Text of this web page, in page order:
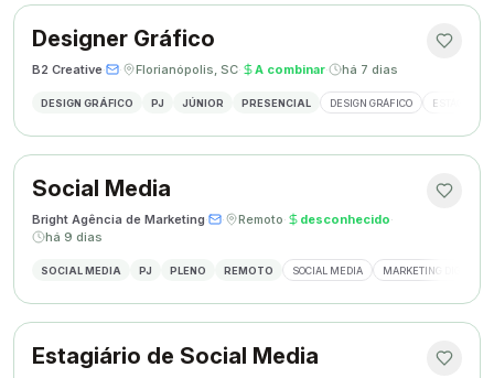
Designer Gráfico
B2 Creative· · Florianópolis, SC· A combinar· há 7 dias
DESIGN GRÁFICO PJ JÚNIOR PRESENCIAL DESIGN GRÁFICO ESTÁGIO
Social Media
Bright Agência de Marketing· · Remoto· desconhecido·
há 9 dias
SOCIAL MEDIA PJ PLENO REMOTO SOCIAL MEDIA MARKETING DIGITAL
Estagiário de Social Media